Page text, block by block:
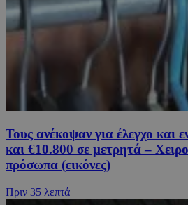
Τους ανέκοψαν για έλεγχο και
και €10.800 σε μετρητά –
πρόσωπα (εικόνες)
Πριν 35 λεπτά